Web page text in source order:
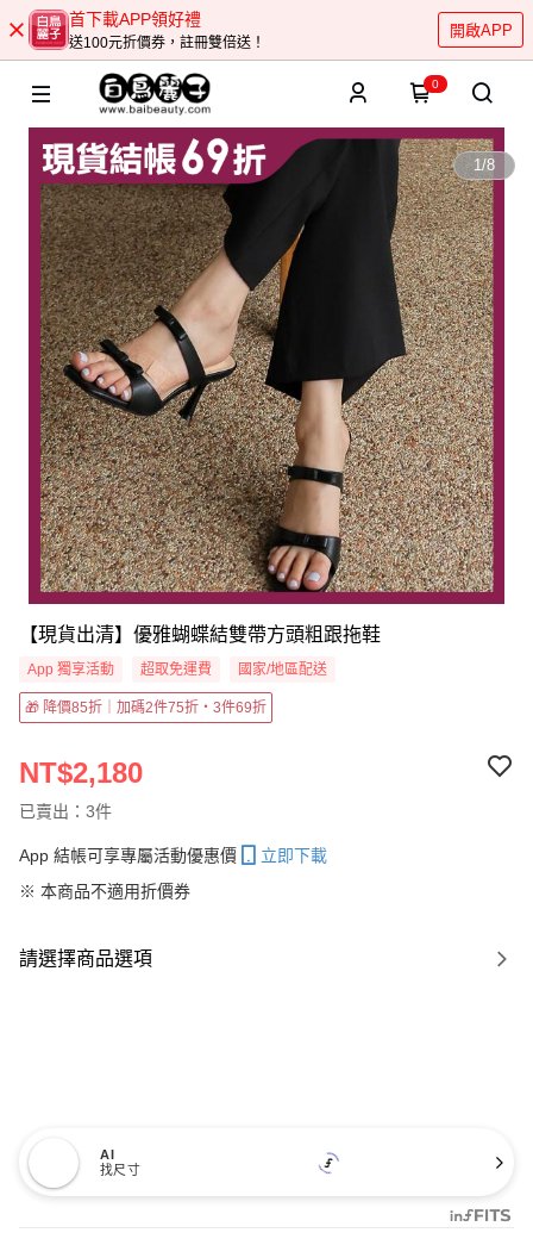
首下載APP領好禮
送100元折價券，註冊雙倍送！
開啟APP
0
1/8
【現貨出清】優雅蝴蝶結雙帶方頭粗跟拖鞋
App 獨享活動 超取免運費 國家/地區配送
🎁 降價85折｜加碼2件75折・3件69折
NT$2,180
已賣出：3件
App 結帳可享專屬活動優惠價
立即下載
※ 本商品不適用折價券
請選擇商品選項
AI
找尺寸